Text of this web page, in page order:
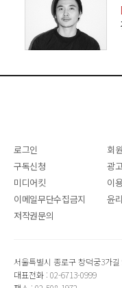
로그인 회
구독신청
광
미디어킷
이
이메일무단수집금지
윤
저작권문의
서울특별시 종로구 창덕궁3가
대표전화 : 02-6713-0999